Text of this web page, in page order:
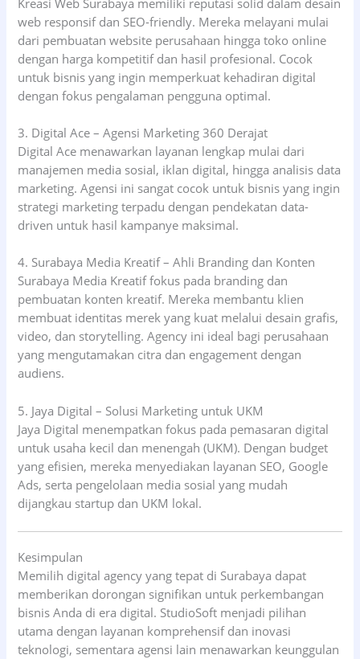
web responsif dan SEO-friendly. Mereka melayani mulai
dari pembuatan website perusahaan hingga toko online
dengan harga kompetitif dan hasil profesional. Cocok
untuk bisnis yang ingin memperkuat kehadiran digital
dengan fokus pengalaman pengguna optimal.
3. Digital Ace – Agensi Marketing 360 Derajat
Digital Ace menawarkan layanan lengkap mulai dari
manajemen media sosial, iklan digital, hingga analisis data
marketing. Agensi ini sangat cocok untuk bisnis yang ingin
strategi marketing terpadu dengan pendekatan data-
driven untuk hasil kampanye maksimal.
4. Surabaya Media Kreatif – Ahli Branding dan Konten
Surabaya Media Kreatif fokus pada branding dan
pembuatan konten kreatif. Mereka membantu klien
membuat identitas merek yang kuat melalui desain grafis,
video, dan storytelling. Agency ini ideal bagi perusahaan
yang mengutamakan citra dan engagement dengan
audiens.
5. Jaya Digital – Solusi Marketing untuk UKM
Jaya Digital menempatkan fokus pada pemasaran digital
untuk usaha kecil dan menengah (UKM). Dengan budget
yang efisien, mereka menyediakan layanan SEO, Google
Ads, serta pengelolaan media sosial yang mudah
dijangkau startup dan UKM lokal.
Kesimpulan
Memilih digital agency yang tepat di Surabaya dapat
memberikan dorongan signifikan untuk perkembangan
bisnis Anda di era digital. StudioSoft menjadi pilihan
utama dengan layanan komprehensif dan inovasi
teknologi, sementara agensi lain menawarkan keunggulan